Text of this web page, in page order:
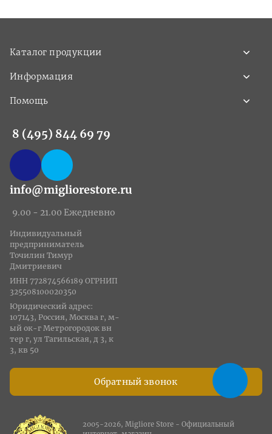
Каталог продукции
Информация
Помощь
8 (495) 844 69 79
info@migliorestore.ru
9.00 - 21.00 Ежедневно
Обратный звонок
Индивидуальный
предприниматель
Точилин Тимур
Дмитриевич
ИНН 772874566189 ОГРНИП
325508100020350
Юридический адрес:
107143, Россия, Москва г, м-
ый ок-г Метрогородок вн
тер г, ул Тагильская, д 3, к
3, кв 50
2005-2026, Migliore Store - Официальный